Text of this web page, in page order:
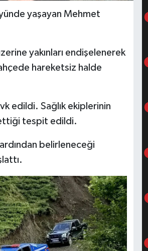
yaşayan Mehmet
yakınları endişelenerek
hareketsiz halde
edildi. Sağlık ekiplerinin
tespit edildi.
belirleneceği